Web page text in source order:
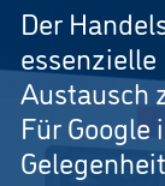
Der
Austausch
Für